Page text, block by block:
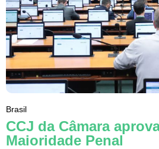
Brasil
CCJ da Câmara
Maioridade Penal